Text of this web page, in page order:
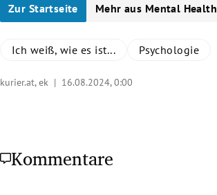
Zur Startseite Mehr aus Mental Health
Ich weiß, wie es ist... Psychologie
kurier.at, ek | 16.08.2024, 0:00
Kommentare